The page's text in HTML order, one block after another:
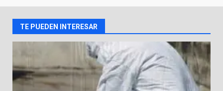
2
3
Aprender jugando también salva
vidas.
8 de agosto de 2026
TE PUEDEN INTERESAR